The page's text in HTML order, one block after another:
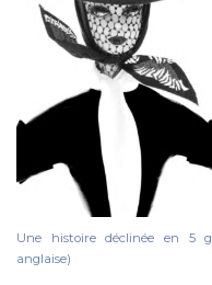
Une histoire déclinée en 5
anglaise)